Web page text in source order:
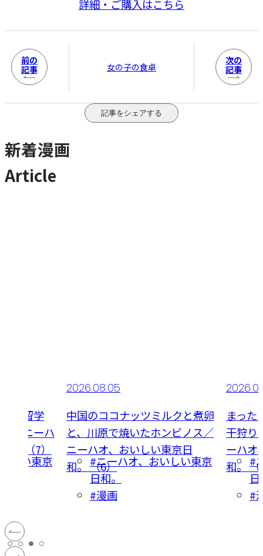
詳細・ご購入はこちら
前の
記事
女の子の食卓
次の
記事
記事をシェアする
新着漫画
Article
人留学
／ニーハ
。 （7）
しい東京
2026.08.05
中国のココナッツミルクと煮卵
と、川原で焼いたホンビノス／
ニーハオ、おいしい東京日
和。 （6）#ニーハオ、おいしい東京
日和。
#漫画
まった
干狩り
ーハオ
和。 #
#